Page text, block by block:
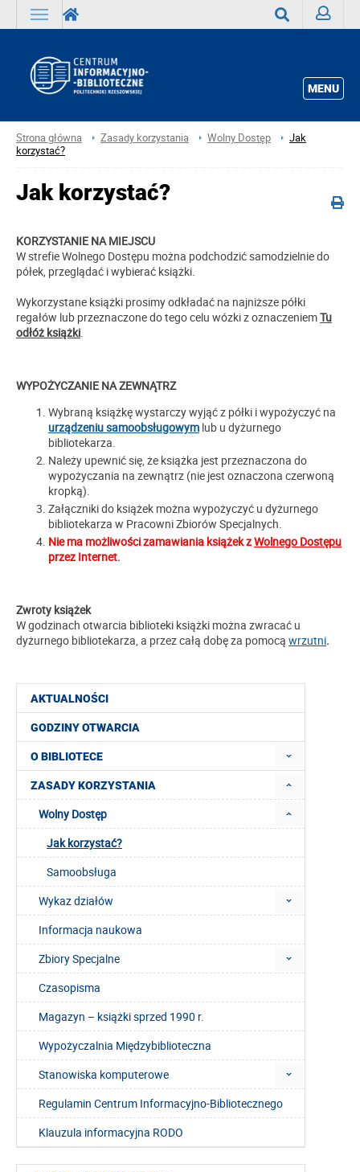
MENU
Strona główna Zasady korzystania Wolny Dostęp
Jak
korzystać?
AKTUALNOŚCI
GODZINY OTWARCIA
O BIBLIOTECE
ZASADY KORZYSTANIA
Wolny Dostęp
Jak korzystać?
Samoobsługa
Wykaz działów
Informacja naukowa
Zbiory Specjalne
Czasopisma
Magazyn – książki sprzed 1990 r.
Wypożyczalnia Międzybiblioteczna
Stanowiska komputerowe
Regulamin Centrum Informacyjno-Bibliotecznego
Klauzula informacyjna RODO
Jak korzystać?
KORZYSTANIE NA MIEJSCU
W strefie Wolnego Dostępu można podchodzić samodzielnie do
półek, przeglądać i wybierać książki.
Wykorzystane książki prosimy odkładać na najniższe półki
regałów lub przeznaczone do tego celu wózki z oznaczeniemTu
odłóż książki.
WYPOŻYCZANIE NA ZEWNĄTRZ
Wybraną książkę wystarczy wyjąć z półki i wypożyczyć na
urządzeniu samoobsługowym lub u dyżurnego
bibliotekarza.
Należy upewnić się, że książka jest przeznaczona do
wypożyczania na zewnątrz (nie jest oznaczona czerwoną
kropką).
Załączniki do książek można wypożyczyć u dyżurnego
bibliotekarza w Pracowni Zbiorów Specjalnych.
Nie ma możliwości zamawiania książek zWolnego Dostępu
przez Internet.
Zwroty książek
W godzinach otwarcia biblioteki książki można zwracać u
dyżurnego bibliotekarza, a przez całą dobę za pomocą wrzutni.